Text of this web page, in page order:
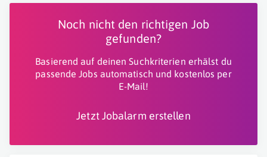
Noch nicht den richtigen Job
gefunden?
Basierend auf deinen Suchkriterien erhälst du
passende Jobs automatisch und kostenlos per
E-Mail!
Jetzt Jobalarm erstellen